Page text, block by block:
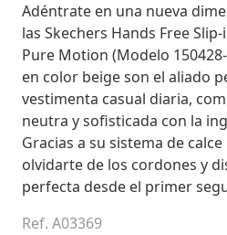
Adéntrate en una nueva
las Skechers Hands Free
Pure Motion (Modelo
en color beige son el aliado
vestimenta casual diaria,
neutra y sofisticada con la
Gracias a su sistema de
olvidarte de los cordones y
perfecta desde el primer
Ref. A03369